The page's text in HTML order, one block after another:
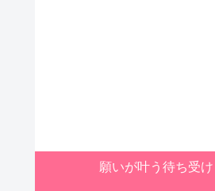
願いが叶う待ち受け